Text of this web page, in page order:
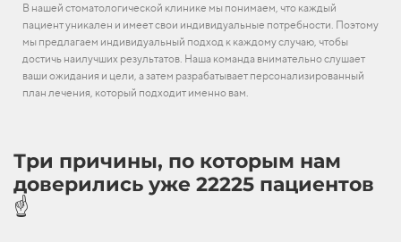
В нашей стоматологической клинике мы понимаем, что каждый
пациент уникален и имеет свои индивидуальные потребности. Поэтому
мы предлагаем индивидуальный подход к каждому случаю, чтобы
достичь наилучших результатов. Наша команда внимательно слушает
ваши ожидания и цели, а затем разрабатывает персонализированный
план лечения, который подходит именно вам.
Три причины, по которым нам
доверились уже 22225 пациентов
☝️